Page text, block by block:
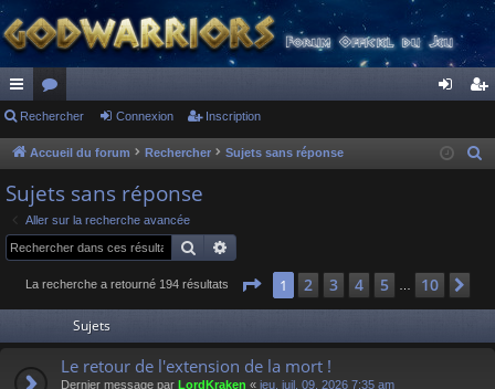
ac
co
ur
ci
s
or
u
s
ne cri
Rechercher Connexion Inscription
Accueil du forum Rechercher Sujets sans réponse
e
Sujets sans réponse
Aller sur la recherche avancée
Rechercher
La recherche a retourné 194 résultats Page 1sur 10
1 2 3 4 5 10
Sujets
Le retour de l'extension de la mort !
Dernier message par LordKraken « jeu. juil. 09, 2026 7:35 am